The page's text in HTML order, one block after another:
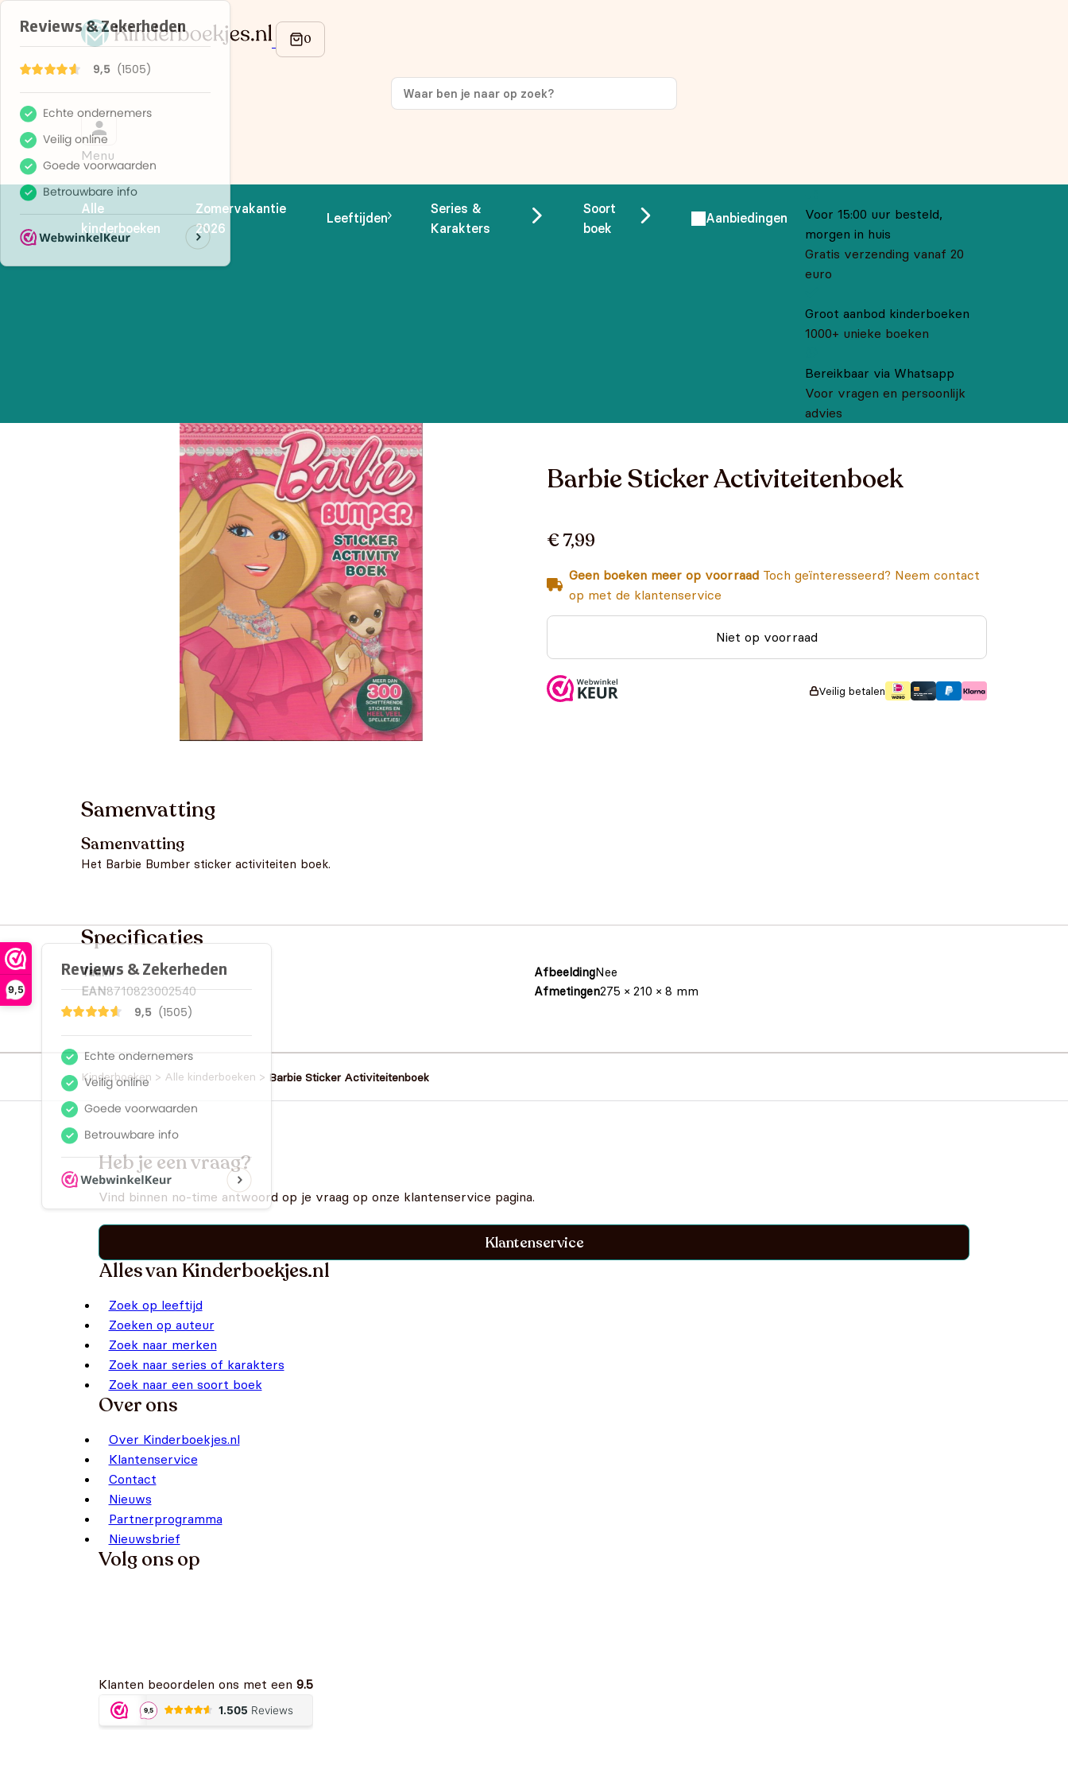
9,5
Menu
Alle
kinderboeken
Zomervakantie
2026
Leeftijden
Series &
Karakters
Soort
boek
Aanbiedingen
Voor 15:00 uur besteld,
morgen in huis
Gratis verzending vanaf 20
euro
Groot aanbod kinderboeken
1000+ unieke boeken
Bereikbaar via Whatsapp
Voor vragen en persoonlijk
advies
Barbie Sticker Activiteitenboek
€ 7,99
Geen boeken meer op voorraad Toch geïnteresseerd? Neem contact
op met de klantenservice
Niet op voorraad
Veilig betalen
Samenvatting
Samenvatting
Het Barbie Bumber sticker activiteiten boek.
Specificaties
Taalnl AfbeeldingNee
EAN8710823002540 Afmetingen275 × 210 × 8 mm
Kinderboeken > Alle kinderboeken > Barbie Sticker Activiteitenboek
Heb je een vraag?
Vind binnen no-time antwoord op je vraag op onze klantenservice pagina.
Klantenservice
Alles van Kinderboekjes.nl
Zoek op leeftijd
Zoeken op auteur
Zoek naar merken
Zoek naar series of karakters
Zoek naar een soort boek
Over ons
Over Kinderboekjes.nl
Klantenservice
Contact
Nieuws
Partnerprogramma
Nieuwsbrief
Volg ons op
Klanten beoordelen ons met een 9.5